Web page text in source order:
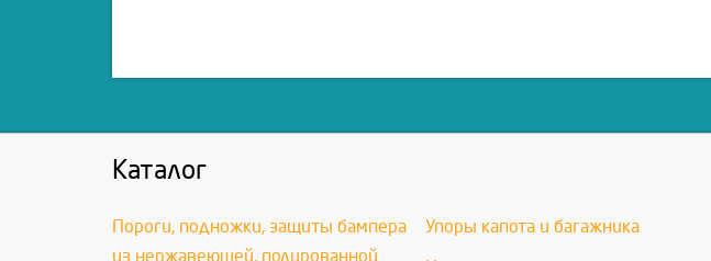
Каталог
Пороги, подножки, защиты бампера
из нержавеющей, полированной
Упоры капота и багажника